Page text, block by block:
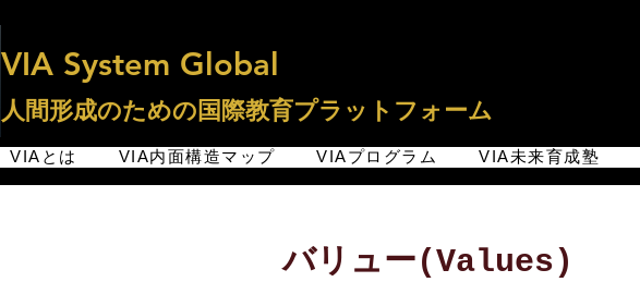
VIA System Global
人間形成のための国際教育プラットフォーム
VIAとは VIA内面構造マップ VIAプログラム VIA未来育成塾
バリュー(Values)